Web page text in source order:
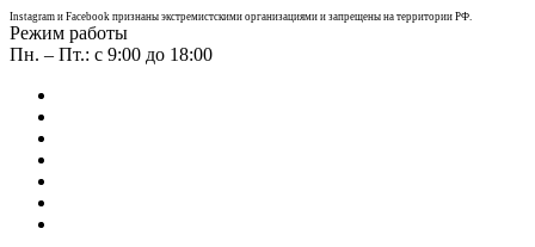
Instagram и Facebook признаны экстремистскими организациями и запрещены на территории РФ.
Режим работы
Пн. – Пт.: с 9:00 до 18:00